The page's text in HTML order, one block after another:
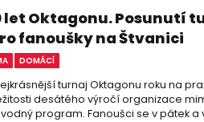
let Oktagonu. Posunutí
fanoušky na Štvanici
DOMÁCÍ
turnaj Oktagonu roku na
desátého výročí organizace
program. Fanoušci se v pátek a